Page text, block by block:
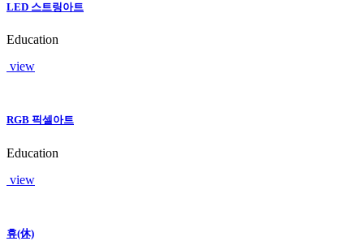
LED 스트링아트
Education
view
RGB 픽셀아트
Education
view
휴(休)